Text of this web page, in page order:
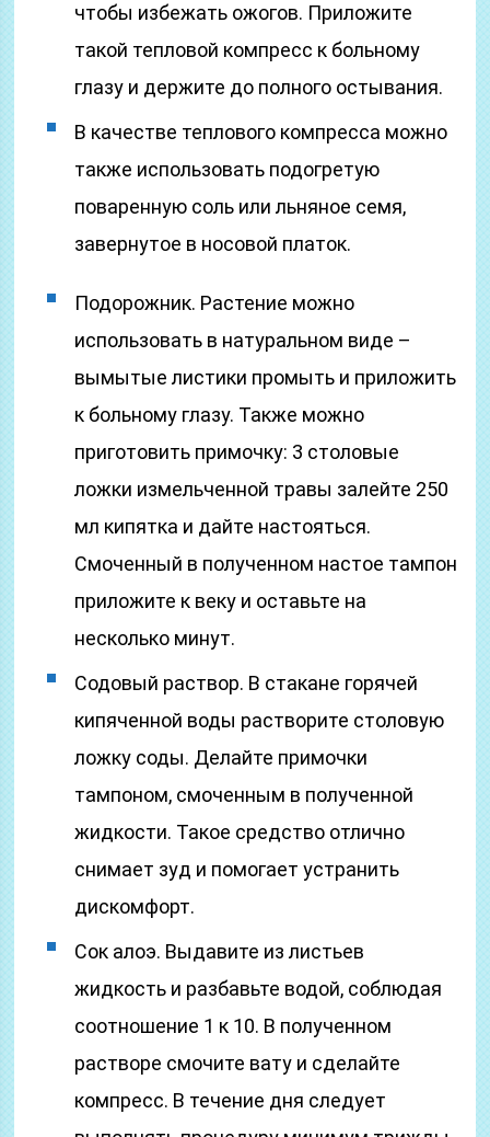
чтобы избежать ожогов. Приложите
такой тепловой компресс к больному
глазу и держите до полного остывания.
В качестве теплового компресса можно
также использовать подогретую
поваренную соль или льняное семя,
завернутое в носовой платок.
Подорожник. Растение можно
использовать в натуральном виде –
вымытые листики промыть и приложить
к больному глазу. Также можно
приготовить примочку: 3 столовые
ложки измельченной травы залейте 250
мл кипятка и дайте настояться.
Смоченный в полученном настое тампон
приложите к веку и оставьте на
несколько минут.
Содовый раствор. В стакане горячей
кипяченной воды растворите столовую
ложку соды. Делайте примочки
тампоном, смоченным в полученной
жидкости. Такое средство отлично
снимает зуд и помогает устранить
дискомфорт.
Сок алоэ. Выдавите из листьев
жидкость и разбавьте водой, соблюдая
соотношение 1 к 10. В полученном
растворе смочите вату и сделайте
компресс. В течение дня следует